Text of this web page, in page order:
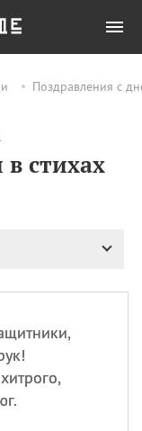
Поздравления с
стихах
Все
Day)
(Book
Day)